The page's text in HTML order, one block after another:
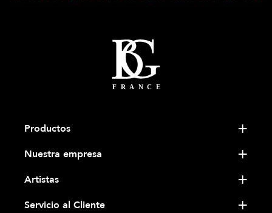
Productos
Nuestra empresa
Artistas
Servicio al Cliente